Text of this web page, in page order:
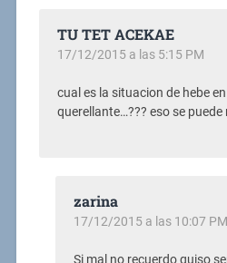
TU TET ACEKAE
17/12/2015 a las 5:15 PM
cual es la situacion de hebe
querellante…??? eso se puede
zarina
17/12/2015 a las 10:07 PM
Si mal no recuerdo quiso